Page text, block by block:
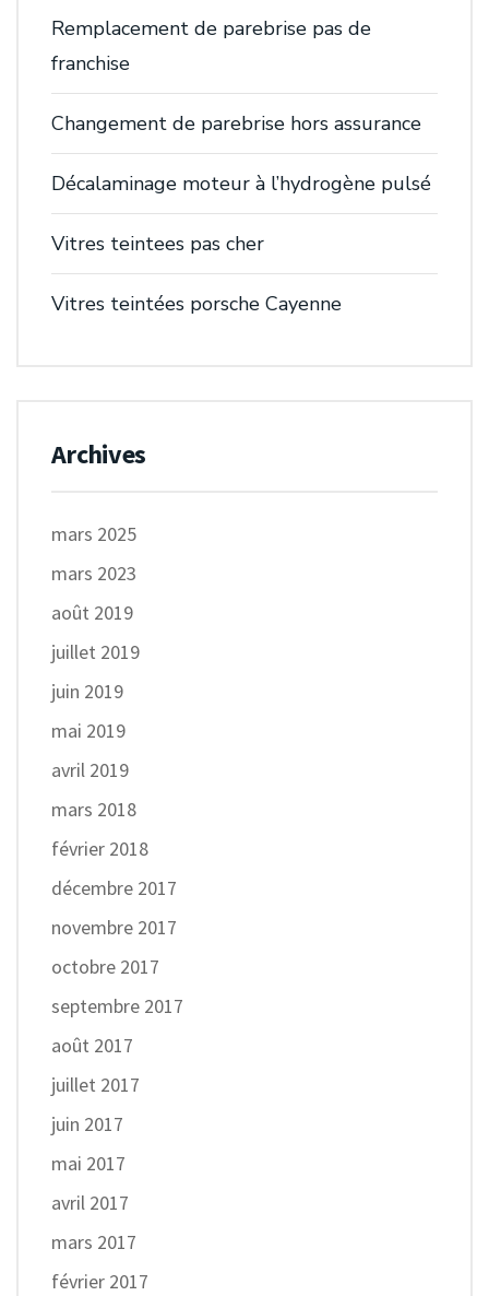
Remplacement de parebrise pas de
franchise
Changement de parebrise hors assurance
Décalaminage moteur à l’hydrogène pulsé
Vitres teintees pas cher
Vitres teintées porsche Cayenne
Archives
mars 2025
mars 2023
août 2019
juillet 2019
juin 2019
mai 2019
avril 2019
mars 2018
février 2018
décembre 2017
novembre 2017
octobre 2017
septembre 2017
août 2017
juillet 2017
juin 2017
mai 2017
avril 2017
mars 2017
février 2017